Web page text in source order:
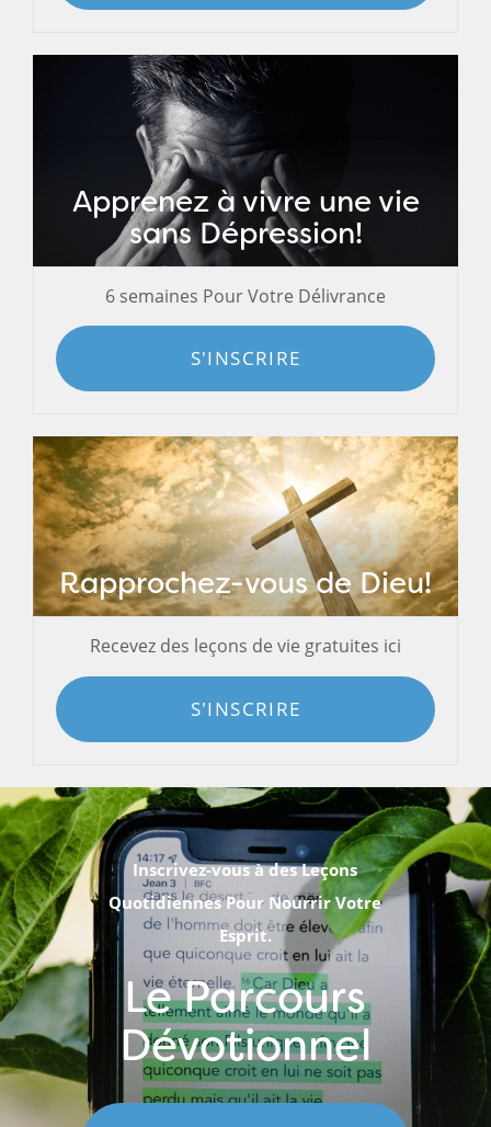
Apprenez à vivre une vie
sans Dépression!
6 semaines Pour Votre Délivrance
S'INSCRIRE
Rapprochez-vous de Dieu!
Recevez des leçons de vie gratuites ici
S'INSCRIRE
Inscrivez-vous à des Leçons
Quotidiennes Pour Nourrir Votre
Esprit.
Le Parcours
Dévotionnel